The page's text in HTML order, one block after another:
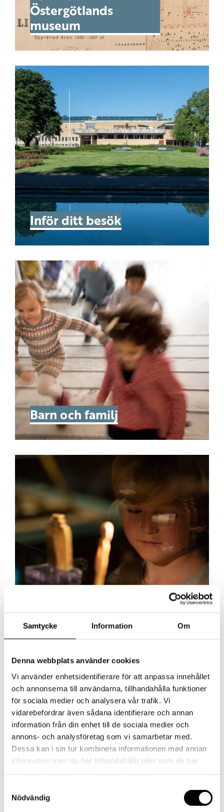
Samtycke Information Om
Denna webbplats använder cookies
Vi använder enhetsidentifierare för att anpassa innehållet
och annonserna till användarna, tillhandahålla funktioner
för sociala medier och analysera vår trafik. Vi
vidarebefordrar även sådana identifierare och annan
information från din enhet till de sociala medier och
annons- och analysföretag som vi samarbetar med.
Dessa kan i sin tur kombinera informationen med annan
information som du har tillhandahållit eller som de har
Nödvändig
Östergötlands
museum
Inför ditt besök
Barn och familj
Skola
Emils